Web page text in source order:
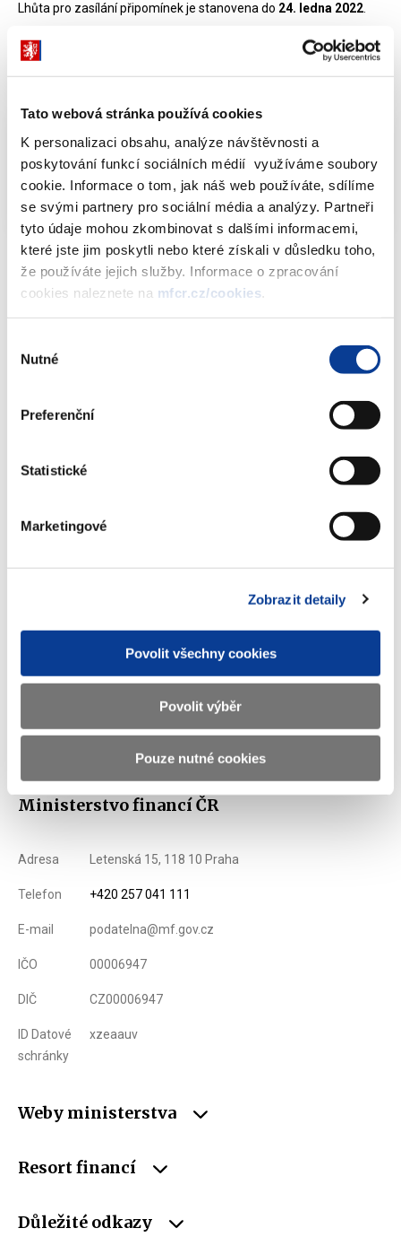
Tato webová stránka používá cookies
K personalizaci obsahu, analýze návštěvnosti a
poskytování funkcí sociálních médií využíváme soubory
cookie. Informace o tom, jak náš web používáte, sdílíme
se svými partnery pro sociální média a analýzy. Partneři
tyto údaje mohou zkombinovat s dalšími informacemi,
které jste jim poskytli nebo které získali v důsledku toho,
že používáte jejich služby. Informace o zpracování
cookies naleznete na mfcr.cz/cookies
souhlasu
Nutné
Preferenční
Statistické
Marketingové
Zobrazit detaily
Povolit všechny cookies
Povolit výběr
Pouze nutné cookies
Lhůta pro zasílání připomínek je stanovena do 24. ledna 2022
Děkujeme za zapojení se do konzultace.
Konzultace NPL DOCX (97kB)
NPL Směrnice PDF (384kB)
Dokumenty ke stažení
Konzultace NPL
Zobrazeno153 × Doporučeno774 ×
Ministerstvo financí ČR
Adresa Letenská 15, 118 10 Praha
Telefon +420 257 041 111
E-mail podatelna@mf.gov.cz
IČO 00006947
DIČ CZ00006947
ID Datové
schránky
xzeaauv
Weby ministerstva
Resort financí
Důležité odkazy